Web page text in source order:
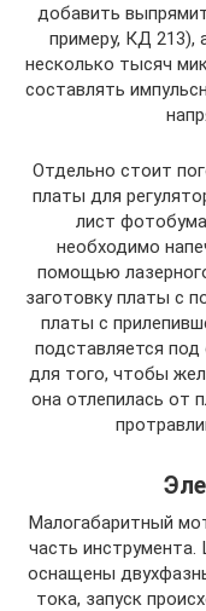
добавить
примеру, КД 213),
несколько тысяч
составлять
Отдельно стоит
платы для
лист
необходимо
помощью
заготовку платы с
платы с
подставляется
для того, чтобы
она отлепилась от
Малогабаритный
часть
оснащены
тока, запуск